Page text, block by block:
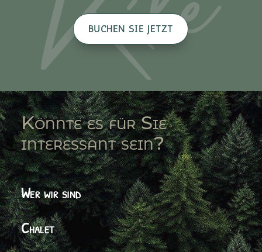
BUCHEN SIE JETZT
Könnte es für Sie
interessant sein?
Wer wir sind
Chalet